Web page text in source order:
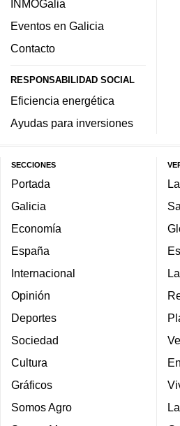
INMOGalia
Eventos en Galicia
Contacto
RESPONSABILIDAD SOCIAL
Eficiencia energética
Ayudas para inversiones
SECCIONES
Portada
Galicia
Economía
España
Internacional
Opinión
Deportes
Sociedad
Cultura
Gráficos
Somos Agro